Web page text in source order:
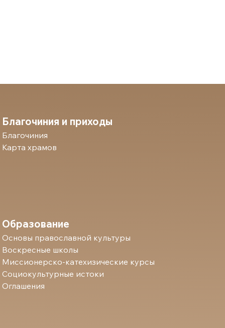
Благочиния и приходы
Благочиния
Карта храмов
Образование
Основы православной культуры
Воскресные школы
Миссионерско-катехизические курсы
Социокультурные истоки
Оглашения